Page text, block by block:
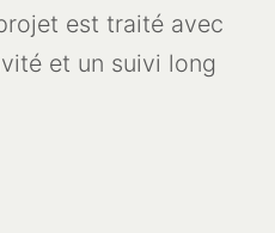
est traité avec
et un suivi long